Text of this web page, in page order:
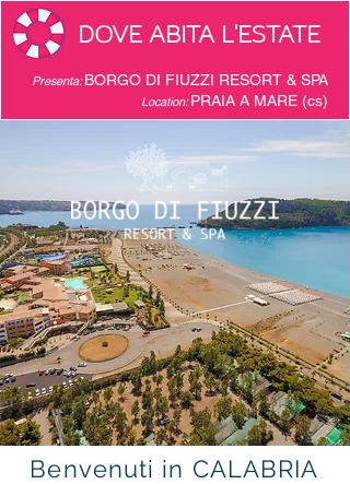
DOVE ABITA L'ESTATE
Presenta:BORGO DI FIUZZI RESORT & SPA
Location:PRAIA A MARE (cs)
Benvenuti in CALABRIA